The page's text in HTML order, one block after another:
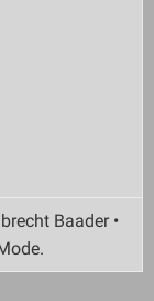
Baader •